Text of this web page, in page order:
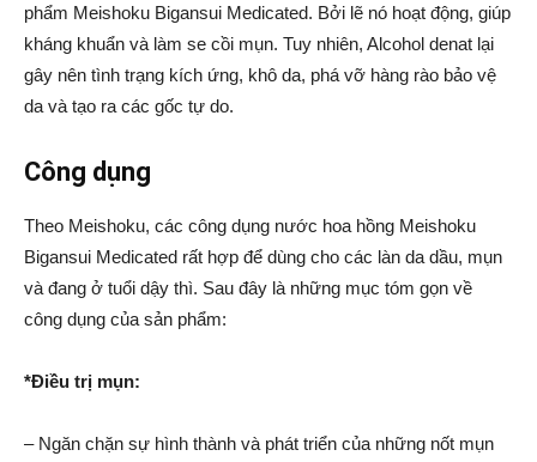
phẩm Meishoku Bigansui Medicated. Bởi lẽ nó hoạt động, giúp
kháng khuẩn và làm se cồi mụn. Tuy nhiên, Alcohol denat lại
gây nên tình trạng kích ứng, khô da, phá vỡ hàng rào bảo vệ
da và tạo ra các gốc tự do.
Công dụng
Theo Meishoku, các công dụng nước hoa hồng Meishoku
Bigansui Medicated rất hợp để dùng cho các làn da dầu, mụn
và đang ở tuổi dậy thì. Sau đây là những mục tóm gọn về
công dụng của sản phẩm:
*Điều trị mụn:
– Ngăn chặn sự hình thành và phát triển của những nốt mụn